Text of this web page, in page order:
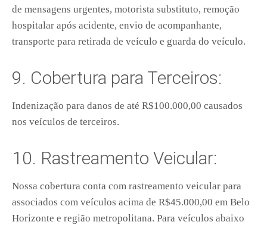
de mensagens urgentes, motorista substituto, remoção
hospitalar após acidente, envio de acompanhante,
transporte para retirada de veículo e guarda do veículo.
9. Cobertura para Terceiros:
Indenização para danos de até R$100.000,00 causados
nos veículos de terceiros.
10. Rastreamento Veicular:
Nossa cobertura conta com rastreamento veicular para
associados com veículos acima de R$45.000,00 em Belo
Horizonte e região metropolitana. Para veículos abaixo